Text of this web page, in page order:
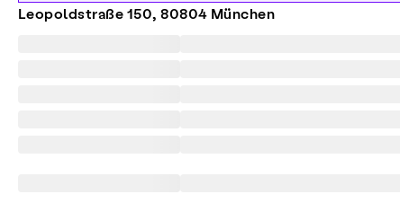
Leopoldstraße 150, 80804 München